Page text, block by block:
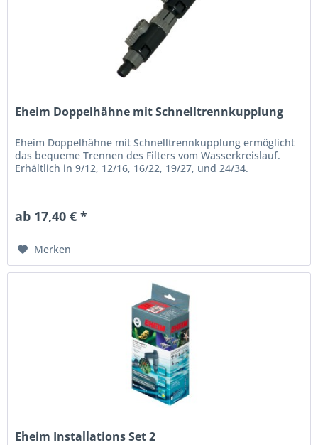
Eheim Doppelhähne mit Schnelltrennkupplung
Eheim Doppelhähne mit Schnelltrennkupplung ermöglicht
das bequeme Trennen des Filters vom Wasserkreislauf.
Erhältlich in 9/12, 12/16, 16/22, 19/27, und 24/34.
ab 17,40 € *
Merken
Eheim Installations Set 2